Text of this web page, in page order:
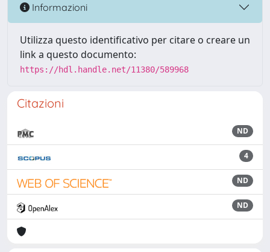
Informazioni
Utilizza questo identificativo per citare o creare un
link a questo documento:
https://hdl.handle.net/11380/589968
Citazioni
ND
4
ND
ND